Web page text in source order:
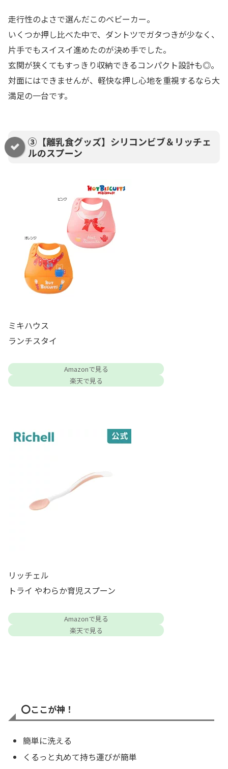
走行性のよさで選んだこのベビーカー。
いくつか押し比べた中で、ダントツでガタつきが少なく、
片手でもスイスイ進めたのが決め手でした。
玄関が狭くてもすっきり収納できるコンパクト設計も◎。
対面にはできませんが、軽快な押し心地を重視するなら大
満足の一台です。
③【離乳食グッズ】シリコンビブ＆リッチェ
ルのスプーン
ミキハウス
ランチスタイ
Amazonで見る
楽天で見る
リッチェル
トライ やわらか育児スプーン
Amazonで見る
楽天で見る
⭕️ここが神！
簡単に洗える
くるっと丸めて持ち運びが簡単